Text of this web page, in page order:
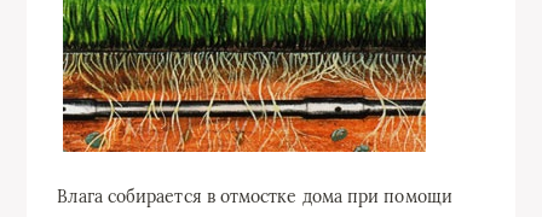
Влага собирается в отмостке дома при помощи